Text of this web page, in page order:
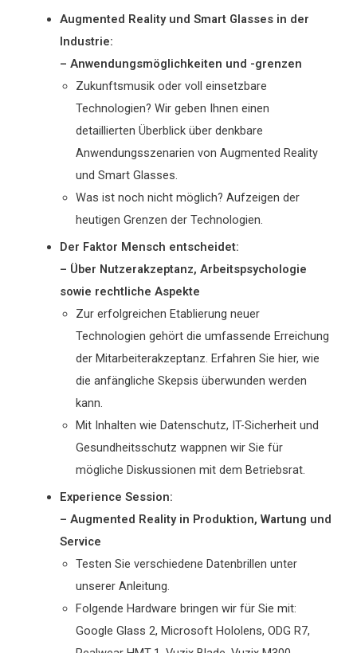
Augmented Reality und Smart Glasses in der
Industrie:
– Anwendungsmöglichkeiten und -grenzen
Zukunftsmusik oder voll einsetzbare
Technologien? Wir geben Ihnen einen
detaillierten Überblick über denkbare
Anwendungsszenarien von Augmented Reality
und Smart Glasses.
Was ist noch nicht möglich? Aufzeigen der
heutigen Grenzen der Technologien.
Der Faktor Mensch entscheidet:
– Über Nutzerakzeptanz, Arbeitspsychologie
sowie rechtliche Aspekte
Zur erfolgreichen Etablierung neuer
Technologien gehört die umfassende Erreichung
der Mitarbeiterakzeptanz. Erfahren Sie hier, wie
die anfängliche Skepsis überwunden werden
kann.
Mit Inhalten wie Datenschutz, IT-Sicherheit und
Gesundheitsschutz wappnen wir Sie für
mögliche Diskussionen mit dem Betriebsrat.
Experience Session:
– Augmented Reality in Produktion, Wartung und
Service
Testen Sie verschiedene Datenbrillen unter
unserer Anleitung.
Folgende Hardware bringen wir für Sie mit:
Google Glass 2, Microsoft Hololens, ODG R7,